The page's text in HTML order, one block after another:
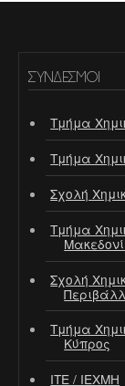
ΣΎΝΔΕΣΜΟΙ
Τμήμα
Τμήμα
Σχολή
Τμήμα
Σχολή
Τμήμα
Κύπρος
ΙΤΕ / ΙΕΧΜΗ